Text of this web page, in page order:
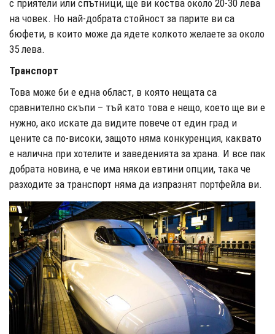
с приятели или спътници, ще ви коства около 20-30 лева
на човек. Но най-добрата стойност за парите ви са
бюфети, в които може да ядете колкото желаете за около
35 лева.
Транспорт
Това може би е една област, в която нещата са
сравнително скъпи – тъй като това е нещо, което ще ви е
нужно, ако искате да видите повече от един град и
цените са по-високи, защото няма конкуренция, каквато
е налична при хотелите и заведенията за храна. И все пак
добрата новина, е че има някои евтини опции, така че
разходите за транспорт няма да изпразнят портфейла ви.